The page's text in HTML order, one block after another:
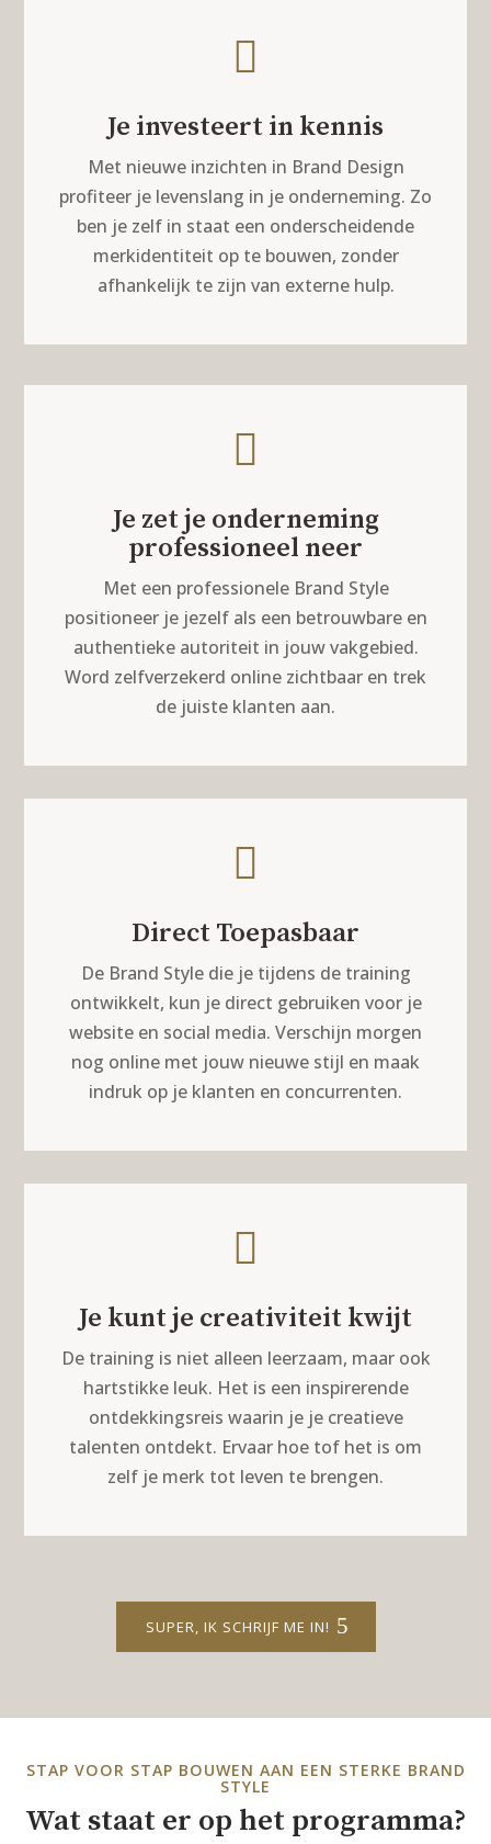

Je investeert in kennis
Met nieuwe inzichten in Brand Design
profiteer je levenslang in je onderneming. Zo
ben je zelf in staat een onderscheidende
merkidentiteit op te bouwen, zonder
afhankelijk te zijn van externe hulp.

Je zet je onderneming
professioneel neer
Met een professionele Brand Style
positioneer je jezelf als een betrouwbare en
authentieke autoriteit in jouw vakgebied.
Word zelfverzekerd online zichtbaar en trek
de juiste klanten aan.

Direct Toepasbaar
De Brand Style die je tijdens de training
ontwikkelt, kun je direct gebruiken voor je
website en social media. Verschijn morgen
nog online met jouw nieuwe stijl en maak
indruk op je klanten en concurrenten.

Je kunt je creativiteit kwijt
De training is niet alleen leerzaam, maar ook
hartstikke leuk. Het is een inspirerende
ontdekkingsreis waarin je je creatieve
talenten ontdekt. Ervaar hoe tof het is om
zelf je merk tot leven te brengen.
SUPER, IK SCHRIJF ME IN!
STAP VOOR STAP BOUWEN AAN EEN STERKE BRAND
STYLE
Wat staat er op het programma?